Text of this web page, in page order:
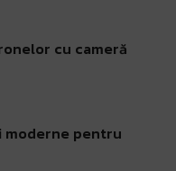
cu cameră
moderne pentru